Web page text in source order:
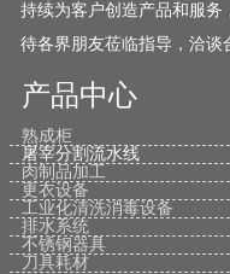
持续为客户创造产品和服务
待各界朋友莅临指导，洽谈
产品中心
熟成柜
屠宰分割流水线
肉制品加工
更衣设备
工业化清洗消毒设备
排水系统
不锈钢器具
刀具耗材